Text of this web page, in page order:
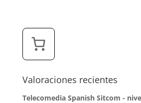
Valoraciones recientes
Telecomedia Spanish Sitcom -